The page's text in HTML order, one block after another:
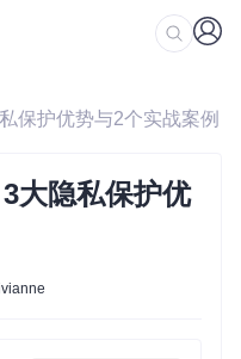
保护优势与2个实战案例
大隐私保护优